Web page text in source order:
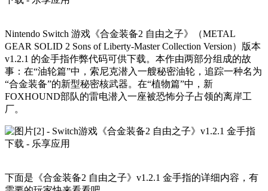
Nintendo Switch 游戏《合金装备2 自由之子》（METAL
GEAR SOLID 2 Sons of Liberty-Master Collection Version）版本
v1.2.1 的金手指作弊代码可供下载。本作由两部分组成的故
事：在“油轮篇”中，索尼克潜入一艘秘密油轮，追踪一种名为
“合金装备”的新型秘密核武器。在“植物篇”中，新
FOXHOUND部队的雷电潜入一座被恐怖分子占领的离岸工
厂。
下面是《合金装备2 自由之子》v1.2.1 金手指的详细内容，有